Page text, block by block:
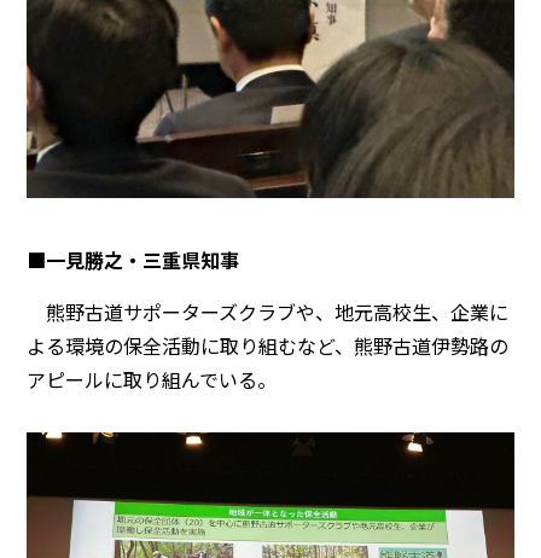
■一見勝之・三重県知事
熊野古道サポーターズクラブや、地元高校生、企業に
よる環境の保全活動に取り組むなど、熊野古道伊勢路の
アピールに取り組んでいる。